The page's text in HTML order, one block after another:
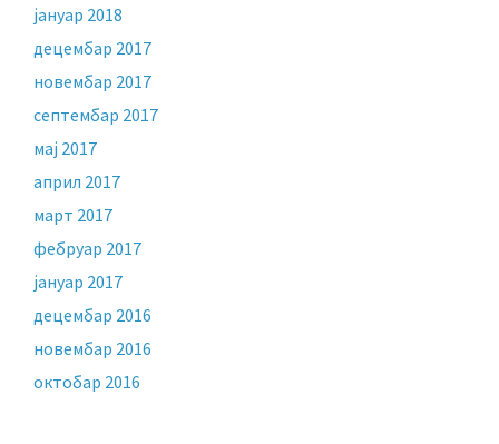
јануар 2018
децембар 2017
новембар 2017
септембар 2017
мај 2017
април 2017
март 2017
фебруар 2017
јануар 2017
децембар 2016
новембар 2016
октобар 2016